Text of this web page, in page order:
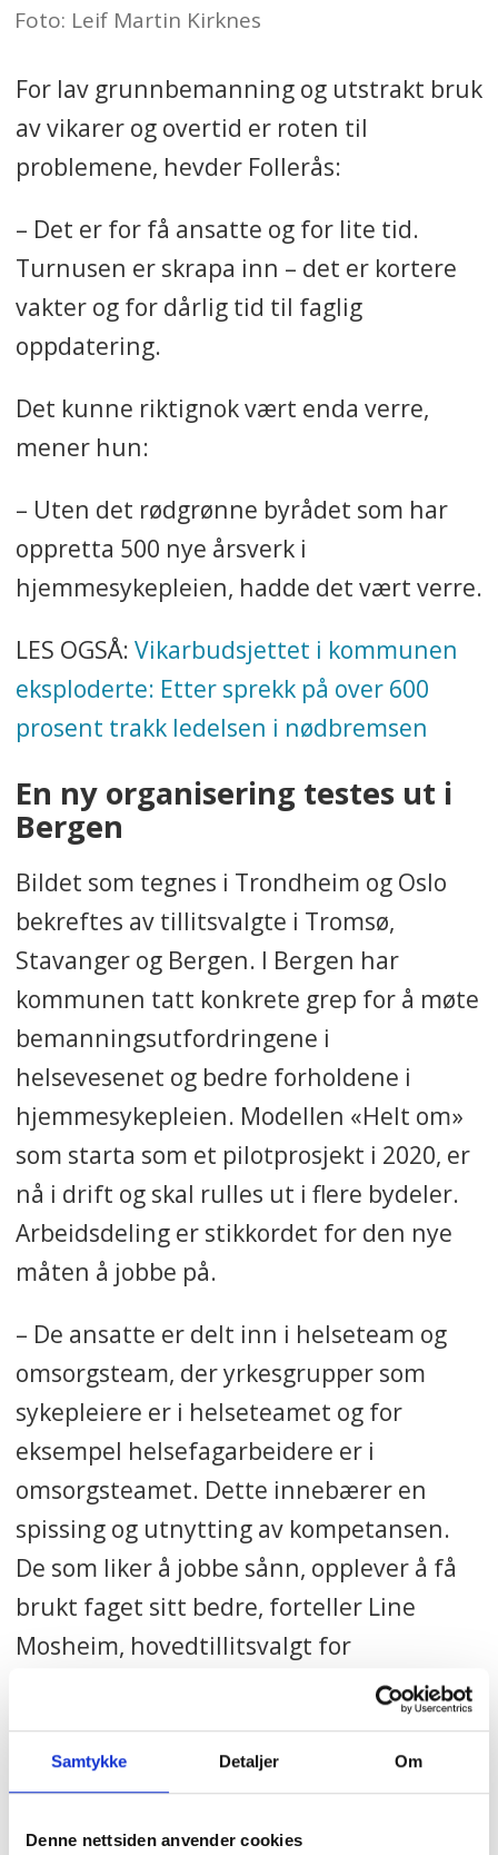
Samtykke Detaljer Om
Denne nettsiden anvender cookies
Foto: Leif Martin Kirknes
For lav grunnbemanning og utstrakt bruk
av vikarer og overtid er roten til
problemene, hevder Follerås:
– Det er for få ansatte og for lite tid.
Turnusen er skrapa inn – det er kortere
vakter og for dårlig tid til faglig
oppdatering.
Det kunne riktignok vært enda verre,
mener hun:
– Uten det rødgrønne byrådet som har
oppretta 500 nye årsverk i
hjemmesykepleien, hadde det vært verre.
LES OGSÅ: Vikarbudsjettet i kommunen
eksploderte: Etter sprekk på over 600
prosent trakk ledelsen i nødbremsen
En ny organisering testes ut i
Bergen
Bildet som tegnes i Trondheim og Oslo
bekreftes av tillitsvalgte i Tromsø,
Stavanger og Bergen. I Bergen har
kommunen tatt konkrete grep for å møte
bemanningsutfordringene i
helsevesenet og bedre forholdene i
hjemmesykepleien. Modellen «Helt om»
som starta som et pilotprosjekt i 2020, er
nå i drift og skal rulles ut i flere bydeler.
Arbeidsdeling er stikkordet for den nye
måten å jobbe på.
– De ansatte er delt inn i helseteam og
omsorgsteam, der yrkesgrupper som
sykepleiere er i helseteamet og for
eksempel helsefagarbeidere er i
omsorgsteamet. Dette innebærer en
spissing og utnytting av kompetansen.
De som liker å jobbe sånn, opplever å få
brukt faget sitt bedre, forteller Line
Mosheim, hovedtillitsvalgt for
Fagforbundet i byrådsavdelingen for
helse og omsorg i Bergen.
Hun har selv arbeidet i